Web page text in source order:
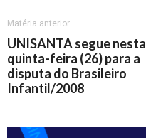
Matéria anterior
UNISANTA segue nesta
quinta-feira (26) para a
disputa do Brasileiro
Infantil/2008